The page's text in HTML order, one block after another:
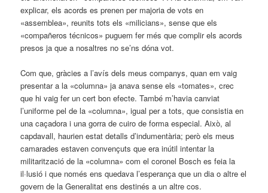
explicar, els acords es prenen per majoria de vots en
«assemblea», reunits tots els «milicians», sense que els
«compañeros técnicos» puguem fer més que complir els acords
presos ja que a nosaltres no se’ns dóna vot.
Com que, gràcies a l’avís dels meus companys, quan em vaig
presentar a la «columna» ja anava sense els «tomates», crec
que hi vaig fer un cert bon efecte. També m’havia canviat
l’uniforme pel de la «columna», igual per a tots, que consistia en
una caçadora i una gorra de cuiro de forma especial. Això, al
capdavall, haurien estat detalls d’indumentària; però els meus
camarades estaven convençuts que era inútil intentar la
militarització de la «columna» com el coronel Bosch es feia la
il·lusió i que només ens quedava l’esperança que un dia o altre el
govern de la Generalitat ens destinés a un altre cos.